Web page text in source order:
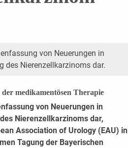
von Neuerungen in
des Nierenzellkarzinoms dar.
medikamentösen Therapie
von Neuerungen in
Nierenzellkarzinoms dar,
Association of Urology (EAU) in
Tagung der Bayerischen